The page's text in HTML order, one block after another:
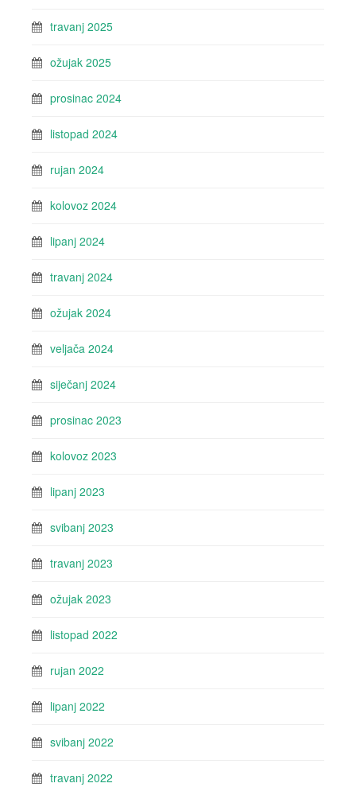
travanj 2025
ožujak 2025
prosinac 2024
listopad 2024
rujan 2024
kolovoz 2024
lipanj 2024
travanj 2024
ožujak 2024
veljača 2024
siječanj 2024
prosinac 2023
kolovoz 2023
lipanj 2023
svibanj 2023
travanj 2023
ožujak 2023
listopad 2022
rujan 2022
lipanj 2022
svibanj 2022
travanj 2022